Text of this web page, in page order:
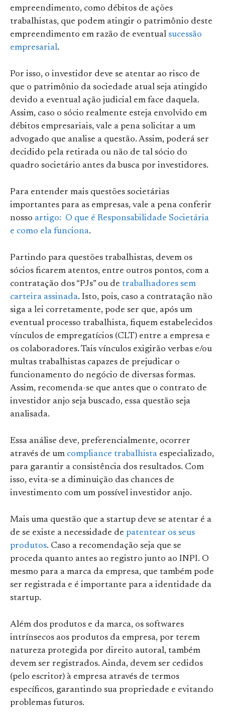
empreendimento, como débitos de ações
trabalhistas, que podem atingir o patrimônio deste
empreendimento em razão de eventual sucessão
empresarial.
Por isso, o investidor deve se atentar ao risco de
que o patrimônio da sociedade atual seja atingido
devido a eventual ação judicial em face daquela.
Assim, caso o sócio realmente esteja envolvido em
débitos empresariais, vale a pena solicitar a um
advogado que analise a questão. Assim, poderá ser
decidido pela retirada ou não de tal sócio do
quadro societário antes da busca por investidores.
Para entender mais questões societárias
importantes para as empresas, vale a pena conferir
nosso artigo: O que é Responsabilidade Societária
e como ela funciona.
Partindo para questões trabalhistas, devem os
sócios ficarem atentos, entre outros pontos, com a
contratação dos “PJs” ou de trabalhadores sem
carteira assinada. Isto, pois, caso a contratação não
siga a lei corretamente, pode ser que, após um
eventual processo trabalhista, fiquem estabelecidos
vínculos de empregatícios (CLT) entre a empresa e
os colaboradores. Tais vínculos exigirão verbas e/ou
multas trabalhistas capazes de prejudicar o
funcionamento do negócio de diversas formas.
Assim, recomenda-se que antes que o contrato de
investidor anjo seja buscado, essa questão seja
analisada.
Essa análise deve, preferencialmente, ocorrer
através de um compliance trabalhista especializado,
para garantir a consistência dos resultados. Com
isso, evita-se a diminuição das chances de
investimento com um possível investidor anjo.
Mais uma questão que a startup deve se atentar é a
de se existe a necessidade de patentear os seus
produtos. Caso a recomendação seja que se
proceda quanto antes ao registro junto ao INPI. O
mesmo para a marca da empresa, que também pode
ser registrada e é importante para a identidade da
startup.
Além dos produtos e da marca, os softwares
intrínsecos aos produtos da empresa, por terem
natureza protegida por direito autoral, também
devem ser registrados. Ainda, devem ser cedidos
(pelo escritor) à empresa através de termos
específicos, garantindo sua propriedade e evitando
problemas futuros.